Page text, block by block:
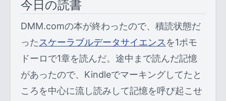
今日の読書
DMM.comの本が終わったので、積読状態だ
った スケーラブルデータサイエンス を1ポモ
ドーロで1章を読んだ。途中まで読んだ記憶
があったので、Kindleでマーキングしてたと
ころを中心に流し読みして記憶を呼び起こせ